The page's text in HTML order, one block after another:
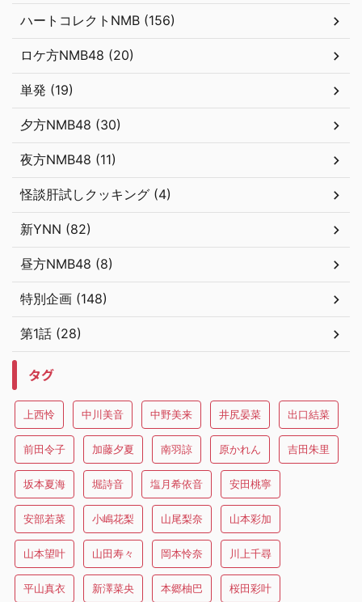
ハートコレクトNMB (156)
ロケ方NMB48 (20)
単発 (19)
夕方NMB48 (30)
夜方NMB48 (11)
怪談肝試しクッキング (4)
新YNN (82)
昼方NMB48 (8)
特別企画 (148)
第1話 (28)
タグ
上西怜 中川美音 中野美来 井尻晏菜 出口結菜
前田令子 加藤夕夏 南羽諒 原かれん 吉田朱里
坂本夏海 堀詩音 塩月希依音 安田桃寧
安部若菜 小嶋花梨 山尾梨奈 山本彩加
山本望叶 山田寿々 岡本怜奈 川上千尋
平山真衣 新澤菜央 本郷柚巴 桜田彩叶